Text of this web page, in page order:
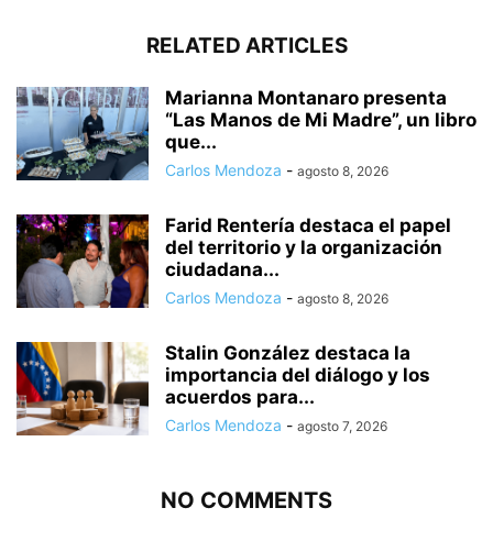
RELATED ARTICLES
Marianna Montanaro presenta
“Las Manos de Mi Madre”, un libro
que...
Carlos Mendoza - agosto 8, 2026
Farid Rentería destaca el papel
del territorio y la organización
ciudadana...
Carlos Mendoza - agosto 8, 2026
Stalin González destaca la
importancia del diálogo y los
acuerdos para...
Carlos Mendoza - agosto 7, 2026
NO COMMENTS